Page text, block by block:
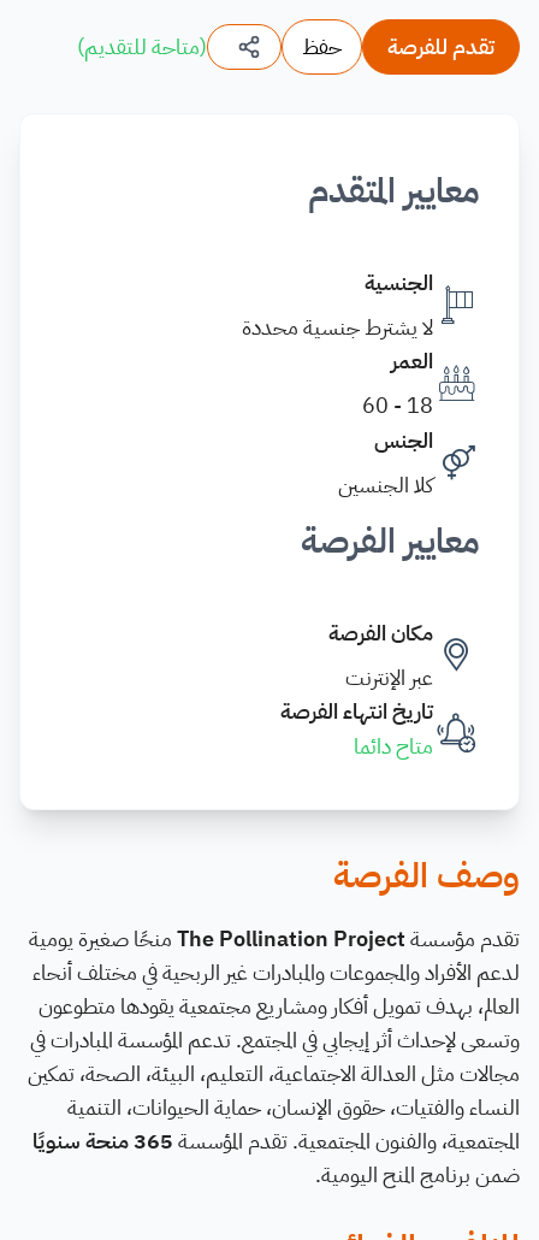
تقدم للفرصة حفظ (متاحة للتقديم)
معايير المتقدم
الجنسية
لا يشترط جنسية محددة
العمر
18 - 60
الجنس
كلا الجنسين
معايير الفرصة
مكان الفرصة
عبر الإنترنت
تاريخ انتهاء الفرصة
متاح دائما
وصف الفرصة
تقدم مؤسسةThe Pollination Projectمنحًا صغيرة يومية
لدعم الأفراد والمجموعات والمبادرات غير الربحية في مختلف أنحاء
العالم، بهدف تمويل أفكار ومشاريع مجتمعية يقودها متطوعون
وتسعى لإحداث أثر إيجابي في المجتمع. تدعم المؤسسة المبادرات في
مجالات مثل العدالة الاجتماعية، التعليم، البيئة، الصحة، تمكين
النساء والفتيات، حقوق الإنسان، حماية الحيوانات، التنمية
المجتمعية، والفنون المجتمعية. تقدم المؤسسة365 منحة سنويًا
ضمن برنامج المنح اليومية.